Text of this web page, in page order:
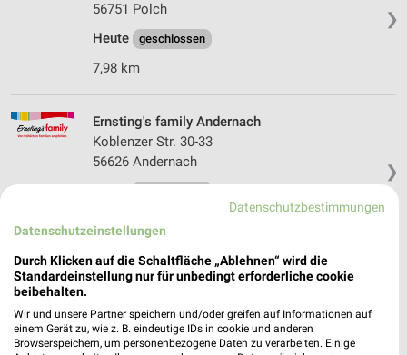
❯
56751 Polch
Heute
geschlossen
7,98 km
❯
Ernsting's family Andernach
Koblenzer Str. 30-33
56626 Andernach
Datenschutzbestimmungen
Datenschutzeinstellungen
Durch Klicken auf die Schaltfläche „Ablehnen“ wird die
Standardeinstellung nur für unbedingt erforderliche cookie
beibehalten.
Wir und unsere Partner speichern und/oder greifen auf Informationen auf
einem Gerät zu, wie z. B. eindeutige IDs in cookie und anderen
Browserspeichern, um personenbezogene Daten zu verarbeiten. Einige